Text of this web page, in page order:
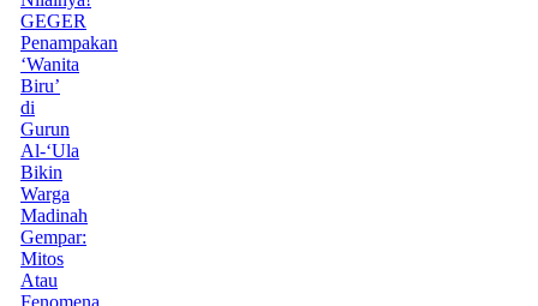
GEGER
Penampakan
‘Wanita
Biru’
di
Gurun
Al-‘Ula
Bikin
Warga
Madinah
Gempar:
Mitos
Atau
Fenomena